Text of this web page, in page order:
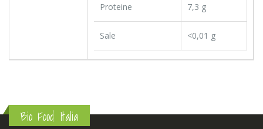
Proteine 7,3 g
Sale <0,01 g
Bio Food Italia